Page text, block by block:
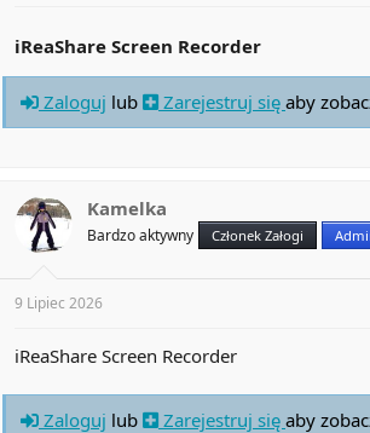
iReaShare Screen Recorder
Zaloguj lub Zarejestruj się aby
Kamelka
Bardzo aktywny Członek Załogi
9 Lipiec 2026
iReaShare Screen Recorder
Zaloguj lub Zarejestruj się aby